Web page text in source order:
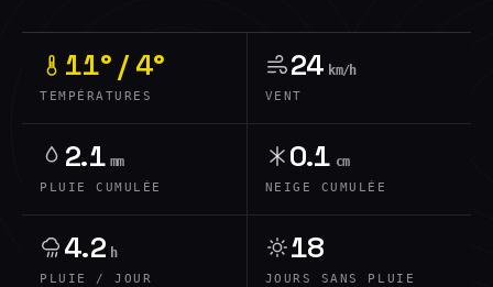
11° / 4°
TEMPÉRATURES
24 km/h
VENT
2.1 mm
PLUIE CUMULÉE
0.1 cm
NEIGE CUMULÉE
4.2 h
PLUIE / JOUR
18
JOURS SANS PLUIE